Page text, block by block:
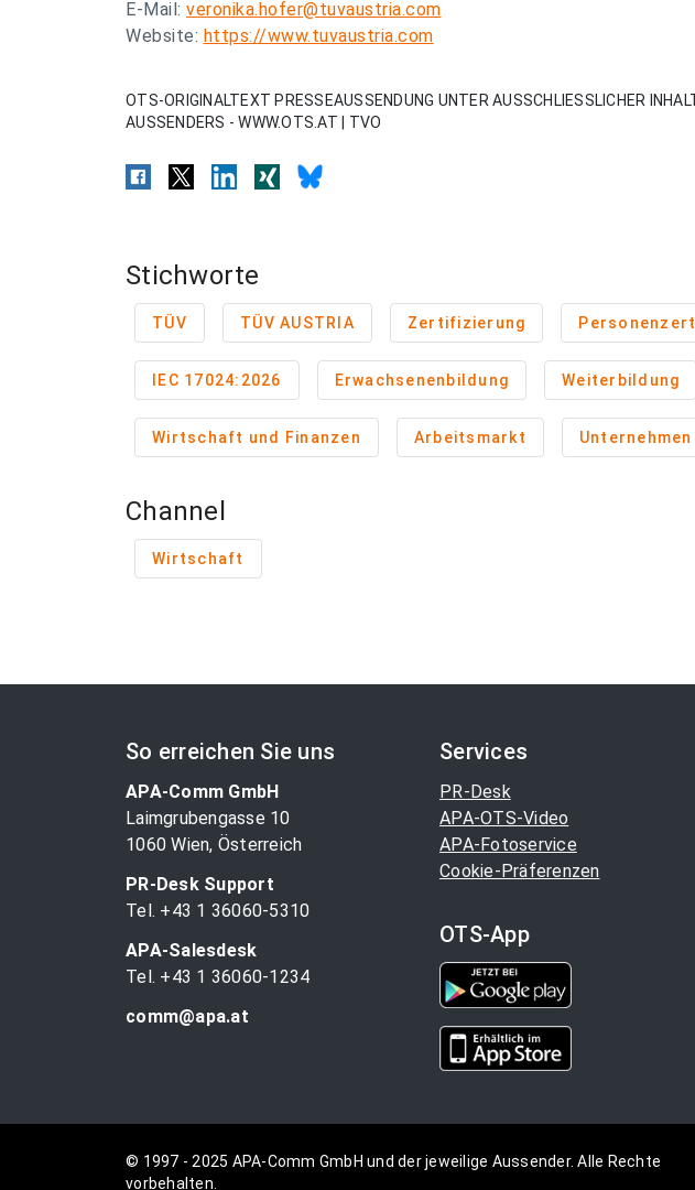
E-Mail: veronika.hofer@tuvaustria.com
Website: https://www.tuvaustria.com
OTS-ORIGINALTEXT PRESSEAUSSENDUNG UNTER AUSSCHLIESSLICHER
AUSSENDERS - WWW.OTS.AT | TVO
Stichworte
TÜV TÜV AUSTRIA Zertifizierung
IEC 17024:2026 Erwachsenenbildung Weiterbildung
Wirtschaft und Finanzen Arbeitsmarkt Unternehmen
Channel
Wirtschaft
So erreichen Sie uns
APA-Comm GmbH
Laimgrubengasse 10
1060 Wien, Österreich
PR-Desk Support
Tel. +43 1 36060-5310
APA-Salesdesk
Tel. +43 1 36060-1234
comm@apa.at
Services
PR-Desk
APA-OTS-Video
APA-Fotoservice
Cookie-Präferenzen
OTS-App
© 1997 - 2025 APA-Comm GmbH und der jeweilige Aussender. Alle Rechte
vorbehalten.